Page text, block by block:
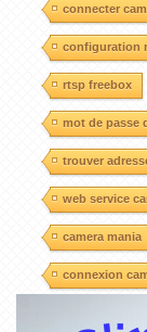
connecter
configuration
rtsp freebox
mot de passe
trouver
web service
camera mania
connexion